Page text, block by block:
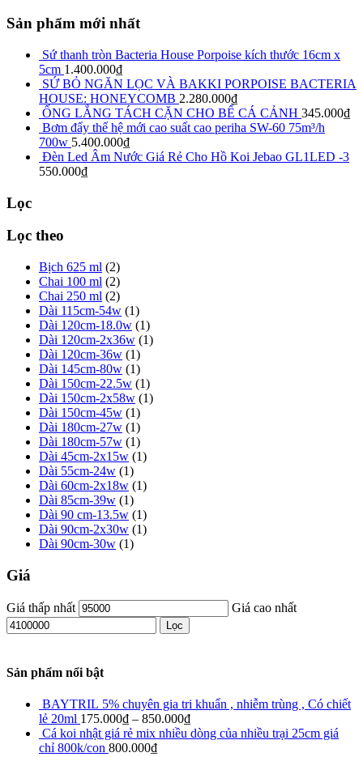
Sản phẩm mới nhất
Sứ thanh tròn Bacteria House Porpoise kích thước 16cm x
5cm 1.400.000₫
SỨ BỎ NGĂN LỌC VÀ BAKKI PORPOISE BACTERIA
HOUSE: HONEYCOMB 2.280.000₫
ỐNG LẮNG TÁCH CẶN CHO BỂ CÁ CẢNH 345.000₫
Bơm đẩy thế hệ mới cao suất cao periha SW-60 75m³/h
700w 5.400.000₫
Đèn Led Âm Nước Giá Rẻ Cho Hồ Koi Jebao GL1LED -3
550.000₫
Lọc
Lọc theo
Bịch 625 ml (2)
Chai 100 ml (2)
Chai 250 ml (2)
Dài 115cm-54w (1)
Dài 120cm-18.0w (1)
Dài 120cm-2x36w (1)
Dài 120cm-36w (1)
Dài 145cm-80w (1)
Dài 150cm-22.5w (1)
Dài 150cm-2x58w (1)
Dài 150cm-45w (1)
Dài 180cm-27w (1)
Dài 180cm-57w (1)
Dài 45cm-2x15w (1)
Dài 55cm-24w (1)
Dài 60cm-2x18w (1)
Dài 85cm-39w (1)
Dài 90 cm-13.5w (1)
Dài 90cm-2x30w (1)
Dài 90cm-30w (1)
Giá
Giá thấp nhất Giá cao nhất
Lọc
Sản phẩm nổi bật
BAYTRIL 5% chuyên gia tri khuẩn , nhiễm trùng , Có chiết
lẻ 20ml 175.000₫ – 850.000₫
Cá koi nhật giá rẻ mix nhiều dòng của nhiều trại 25cm giá
chỉ 800k/con 800.000₫